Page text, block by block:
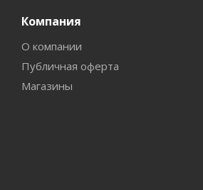
Компания
О компании
Публичная оферта
Магазины